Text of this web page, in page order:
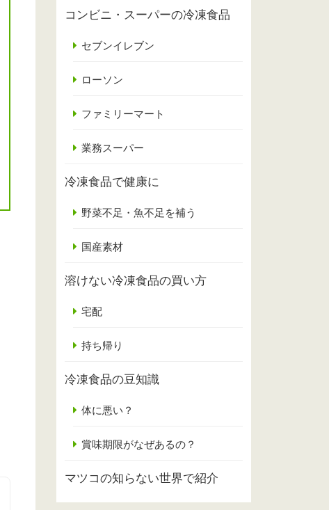
コンビニ・スーパーの冷凍食品
セブンイレブン
ローソン
ファミリーマート
業務スーパー
冷凍食品で健康に
野菜不足・魚不足を補う
国産素材
溶けない冷凍食品の買い方
宅配
持ち帰り
冷凍食品の豆知識
体に悪い？
賞味期限がなぜあるの？
マツコの知らない世界で紹介